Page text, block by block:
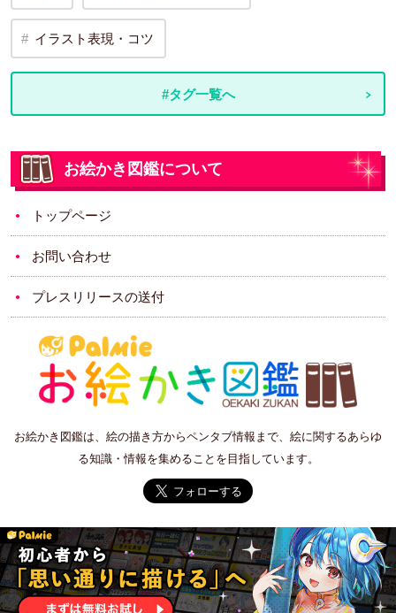
イラスト表現・コツ
#タグ一覧へ
お絵かき図鑑について
トップページ
お問い合わせ
プレスリリースの送付
お絵かき図鑑は、絵の描き方からペンタブ情報まで、絵に関するあらゆ
る知識・情報を集めることを目指しています。